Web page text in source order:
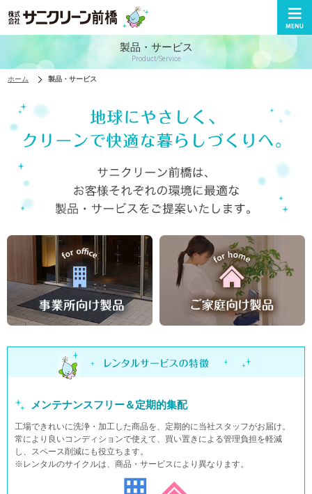
製品・サービス
Product/Service
ホーム 製品・サービス
メンテナンスフリー＆定期的集配
工場できれいに洗浄・加工した商品を、定期的に当社スタッフがお届け。
常により良いコンディションで使えて、買い置きによる管理負担を軽減
し、スペース削減にも役立ちます。
※レンタルのサイクルは、商品・サービスにより異なります。